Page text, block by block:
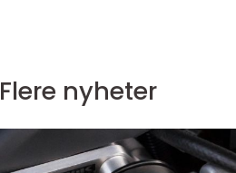
Flere nyheter